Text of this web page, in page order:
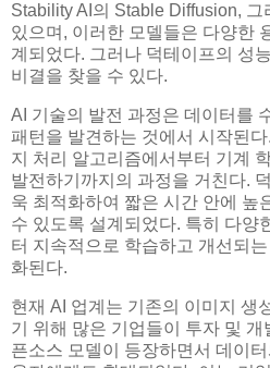
Stability AI의 Stable Diffusion,
있으며, 이러한 모델들은 다양한
계되었다. 그러나 덕테이프의 성
비결을 찾을 수 있다.
AI 기술의 발전 과정은 데이터를
패턴을 발견하는 것에서 시작된
지 처리 알고리즘에서부터 기계
발전하기까지의 과정을 거친다.
욱 최적화하여 짧은 시간 안에 높
수 있도록 설계되었다. 특히 다양
터 지속적으로 학습하고 개선되
화된다.
현재 AI 업계는 기존의 이미지 생
기 위해 많은 기업들이 투자 및
픈소스 모델이 등장하면서 데이